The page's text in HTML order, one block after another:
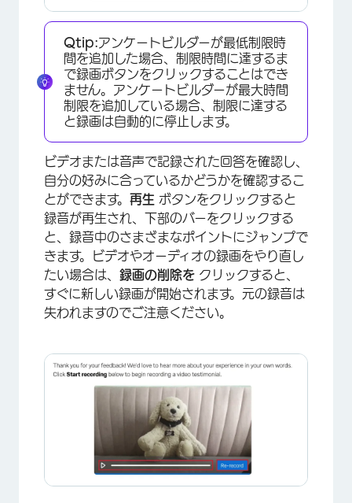
×
×
Qtip:アンケートビルダーが最低制限時
間を追加した場合、制限時間に達するま
で録画ボタンをクリックすることはでき
ません。アンケートビルダーが最大時間
制限を追加している場合、制限に達する
と録画は自動的に停止します。
ビデオまたは音声で記録された回答を確認し、
自分の好みに合っているかどうかを確認するこ
とができます。 再生 ボタンをクリックすると
録音が再生され、下部のバーをクリックする
と、録音中のさまざまなポイントにジャンプで
きます。ビデオやオーディオの録画をやり直し
たい場合は、 録画の削除を クリックすると、
すぐに新しい録画が開始されます。元の録音は
失われますのでご注意ください。